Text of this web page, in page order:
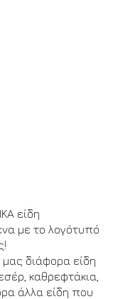
είδη
με το λογότυπό
διάφορα είδη
καθρεφτάκια,
άλλα είδη που